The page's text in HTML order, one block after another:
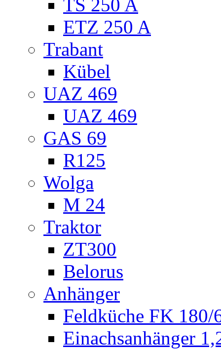
TS 250 A
ETZ 250 A
Trabant
Kübel
UAZ 469
UAZ 469
GAS 69
R125
Wolga
M 24
Traktor
ZT300
Belorus
Anhänger
Feldküche FK 180/
Einachsanhänger